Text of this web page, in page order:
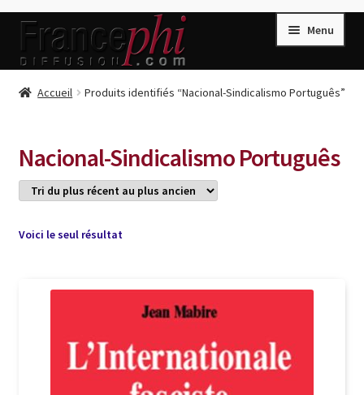
Aller
la
Aller
contenu
Menu
Accueil
Conditions de Vente
Connection
Listes d’Envies
Livres de Peter Randa
Livres de Philippe Randa
Accueil Produits identifiés “Nacional-Sindicalismo Português”
Nacional-Sindicalismo Português
Voici le seul résultat